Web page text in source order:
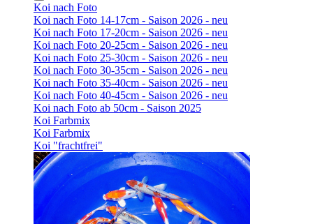
Koi nach Foto
Koi nach Foto 14-17cm - Saison 2026 - neu
Koi nach Foto 17-20cm - Saison 2026 - neu
Koi nach Foto 20-25cm - Saison 2026 - neu
Koi nach Foto 25-30cm - Saison 2026 - neu
Koi nach Foto 30-35cm - Saison 2026 - neu
Koi nach Foto 35-40cm - Saison 2026 - neu
Koi nach Foto 40-45cm - Saison 2026 - neu
Koi nach Foto ab 50cm - Saison 2025
Koi Farbmix
Koi Farbmix
Koi "frachtfrei"